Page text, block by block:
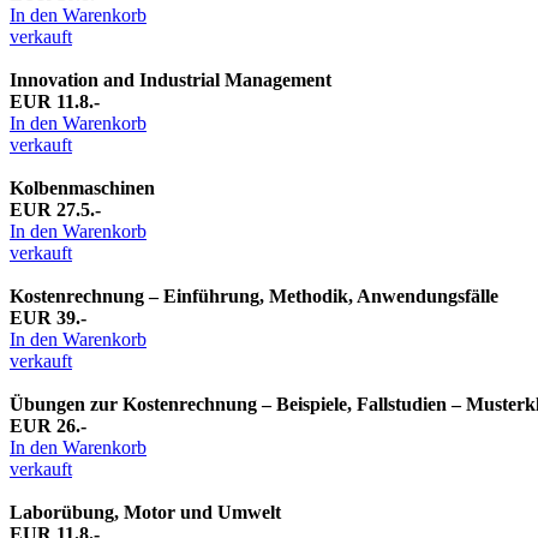
In den Warenkorb
verkauft
Innovation and Industrial Management
EUR 11.8.-
In den Warenkorb
verkauft
Kolbenmaschinen
EUR 27.5.-
In den Warenkorb
verkauft
Kostenrechnung – Einführung, Methodik, Anwendungsfälle
EUR 39.-
In den Warenkorb
verkauft
Übungen zur Kostenrechnung – Beispiele, Fallstudien –
EUR 26.-
In den Warenkorb
verkauft
Laborübung, Motor und Umwelt
EUR 11.8.-